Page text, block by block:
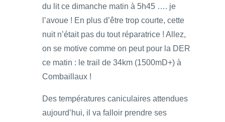
du lit ce dimanche matin à 5h45 …. je
l’avoue ! En plus d’être trop courte, cette
nuit n’était pas du tout réparatrice ! Allez,
on se motive comme on peut pour la DER
ce matin : le trail de 34km (1500mD+) à
Combaillaux !
Des températures caniculaires attendues
aujourd’hui, il va falloir prendre ses